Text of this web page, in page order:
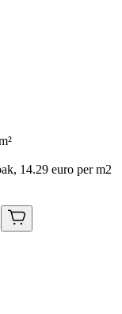
14.29 euro per m2